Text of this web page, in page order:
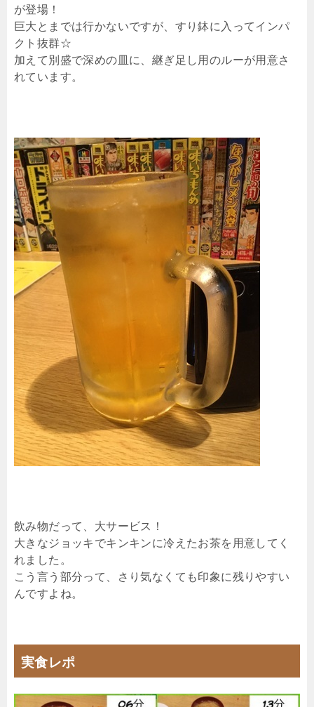
が登場！
巨大とまでは行かないですが、すり鉢に入ってインパ
クト抜群☆
加えて別盛で深めの皿に、継ぎ足し用のルーが用意さ
れています。
飲み物だって、大サービス！
大きなジョッキでキンキンに冷えたお茶を用意してく
れました。
こう言う部分って、さり気なくても印象に残りやすい
んですよね。
実食レポ